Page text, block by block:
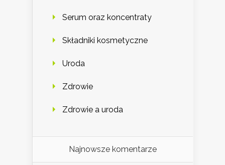
Serum oraz koncentraty
Składniki kosmetyczne
Uroda
Zdrowie
Zdrowie a uroda
Najnowsze komentarze